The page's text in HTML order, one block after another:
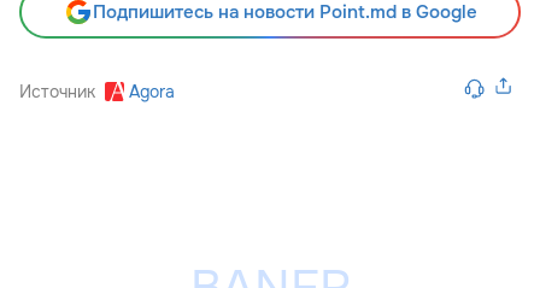
Подпишитесь на новости Point.md в Google
Источник Agora